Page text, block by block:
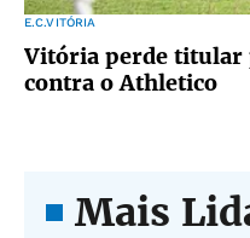
E.C.VITÓRIA
Vitória perde titular
contra o Athletico
Mais